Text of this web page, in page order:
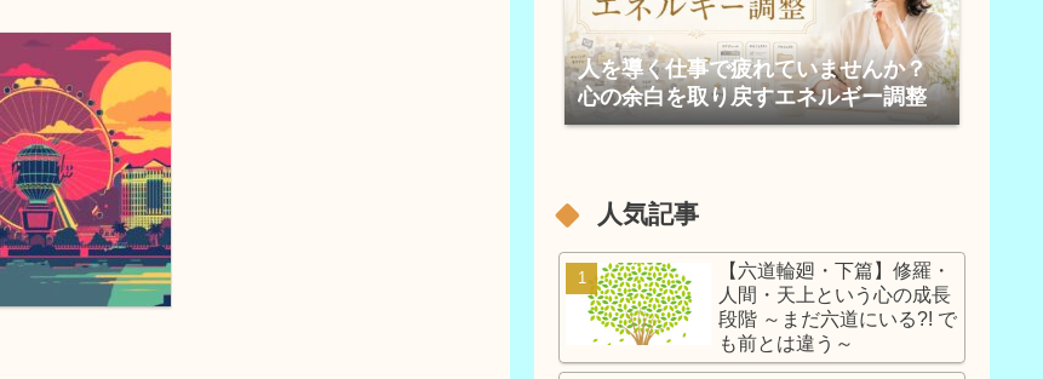
人を導く仕事で疲れていませんか？
心の余白を取り戻すエネルギー調整
人気記事
【六道輪廻・下篇】修羅・
人間・天上という心の成長
段階 ～まだ六道にいる?! で
も前とは違う～